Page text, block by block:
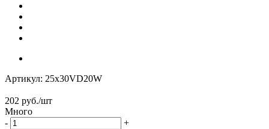
Артикул: 25x30VD20W
202 руб./шт
Много
-
+